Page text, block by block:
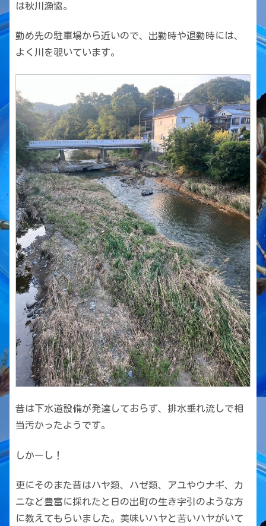
は秋川漁協。
勤め先の駐車場から近いので、出勤時や退勤時には、
よく川を覗いています。
昔は下水道設備が発達しておらず、排水垂れ流しで相
当汚かったようです。
しかーし！
更にそのまた昔はハヤ類、ハゼ類、アユやウナギ、カ
ニなど豊富に採れたと日の出町の生き字引のような方
に教えてもらいました。美味いハヤと苦いハヤがいて